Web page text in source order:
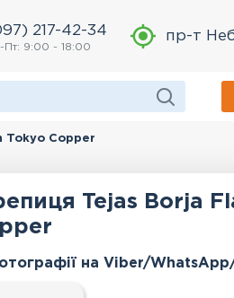
217-42-34
Пт: 9:00 - 18:00
пр-т
Tokyo Copper
Tejas Borja
на Viber/